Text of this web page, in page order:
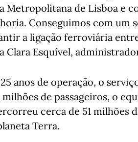
Metropolitana de Lisboa e
Conseguimos com um
a ligação ferroviária
Clara Esquível,
anos de operação, o
milhões de passageiros, o
cerca de 51 milhões
Terra.